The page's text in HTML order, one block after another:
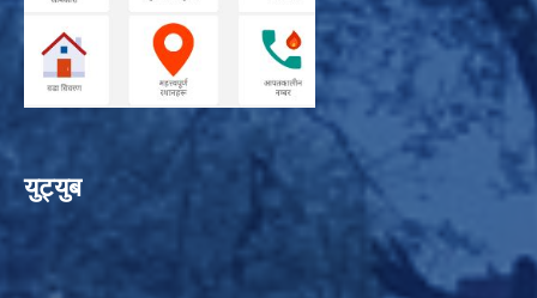
युट्युब